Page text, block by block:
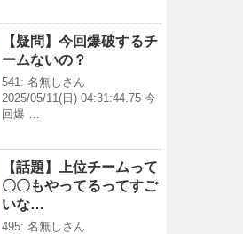
【疑問】今回爆破するチ
ームないの？
541: 名無しさん
2025/05/11(日) 04:31:44.75 今
回爆 …
【話題】上位チームって
〇〇もやってるってすご
いな…
495: 名無しさん